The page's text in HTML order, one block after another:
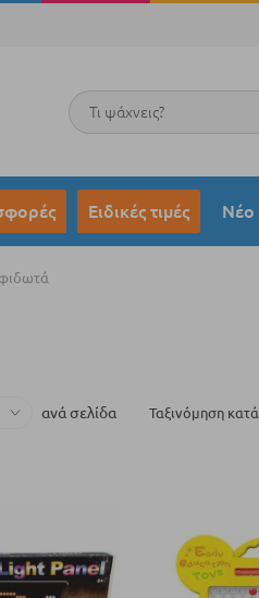
Search
Ειδικές τιμές Νέο
ανά σελίδα Ταξινόμηση κατά